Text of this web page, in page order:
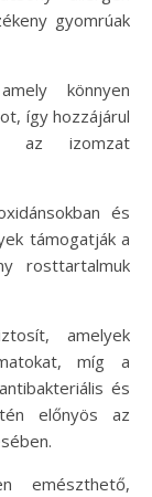
gyomrúak
könnyen
így hozzájárul
az izomzat
és
támogatják a
rosttartalmuk
amelyek
míg a
és
előnyös az
emészthető,